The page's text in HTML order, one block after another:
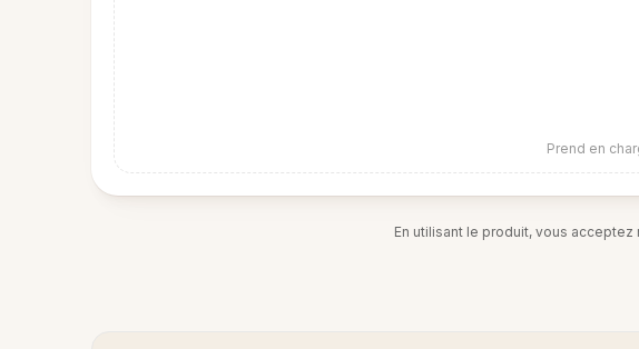
Prend en
En utilisant le produit, vous acceptez